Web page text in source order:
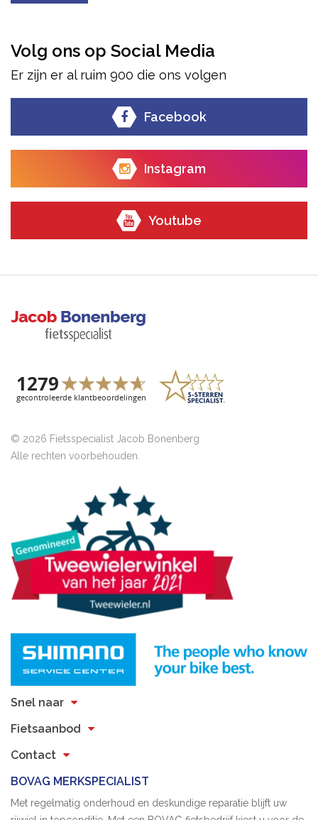
Volg ons op Social Media
Er zijn er al ruim 900 die ons volgen
Facebook
Instagram
Youtube
© 2026 Fietsspecialist Jacob Bonenberg
Alle rechten voorbehouden.
Snel naar
Fietsaanbod
Contact
BOVAG MERKSPECIALIST
Met regelmatig onderhoud en deskundige reparatie blijft uw